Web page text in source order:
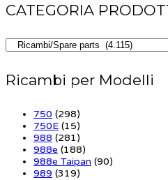
CATEGORIA
Ricambi per Modelli
750 (298)
750E (15)
988 (281)
988e (188)
988e Taipan (90)
989 (319)